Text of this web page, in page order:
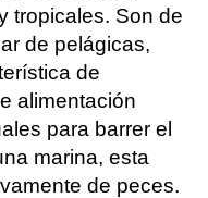
tropicales. Son de
de pelágicas,
de
alimentación
para barrer el
marina, esta
de peces.